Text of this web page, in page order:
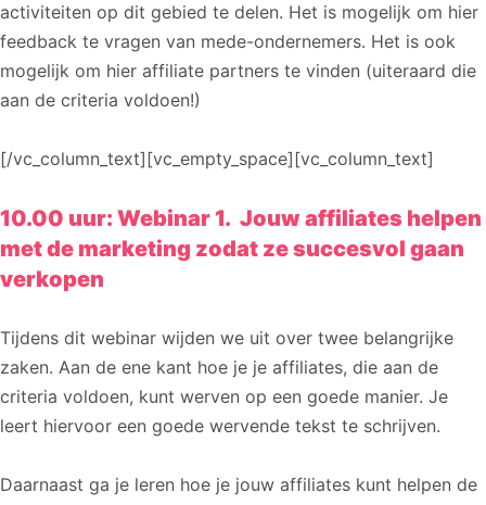
activiteiten op dit gebied te delen. Het is mogelijk om hier
feedback te vragen van mede-ondernemers. Het is ook
mogelijk om hier affiliate partners te vinden (uiteraard die
aan de criteria voldoen!)
[/vc_column_text][vc_empty_space][vc_column_text]
10.00 uur: Webinar 1. Jouw affiliates helpen
met de marketing zodat ze succesvol gaan
verkopen
Tijdens dit webinar wijden we uit over twee belangrijke
zaken. Aan de ene kant hoe je je affiliates, die aan de
criteria voldoen, kunt werven op een goede manier. Je
leert hiervoor een goede wervende tekst te schrijven.
Daarnaast ga je leren hoe je jouw affiliates kunt helpen de